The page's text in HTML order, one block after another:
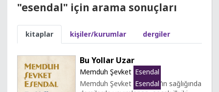
"esendal" için arama sonuçları
kitaplar kişiler/kurumlar dergiler
Bu Yollar Uzar
Memduh Şevket Esendal
Memduh Şevket Esendal ’ın sağlığında